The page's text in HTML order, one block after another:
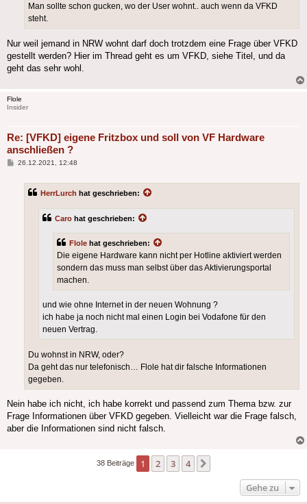
Man sollte schon gucken, wo der User wohnt.. auch wenn da VFKD
steht.
Nur weil jemand in NRW wohnt darf doch trotzdem eine Frage über VFKD
gestellt werden? Hier im Thread geht es um VFKD, siehe Titel, und da
geht das sehr wohl.
Flole
Insider
Re: [VFKD] eigene Fritzbox und soll von VF Hardware
anschließen ?
Beitrag
26.12.2021, 12:48
HerrLurch hat geschrieben:
Caro hat geschrieben:
Flole hat geschrieben:
Die eigene Hardware kann nicht per Hotline aktiviert werden
sondern das muss man selbst über das Aktivierungsportal
machen.
und wie ohne Internet in der neuen Wohnung ?
ich habe ja noch nicht mal einen Login bei Vodafone für den
neuen Vertrag.
Du wohnst in NRW, oder?
Da geht das nur telefonisch… Flole hat dir falsche Informationen
gegeben.
Nein habe ich nicht, ich habe korrekt und passend zum Thema bzw. zur
Frage Informationen über VFKD gegeben. Vielleicht war die Frage falsch,
aber die Informationen sind nicht falsch.
38 Beiträge 1 2 3 4
Gehe zu